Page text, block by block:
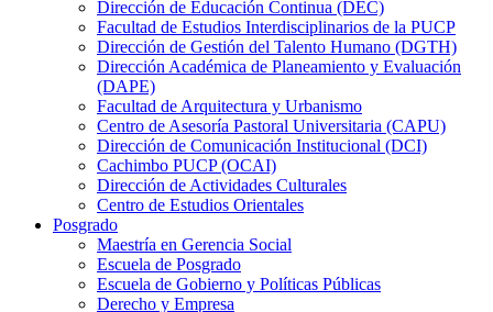
Dirección de Educación Continua (DEC)
Facultad de Estudios Interdisciplinarios de la PUCP
Dirección de Gestión del Talento Humano (DGTH)
Dirección Académica de Planeamiento y Evaluación
(DAPE)
Facultad de Arquitectura y Urbanismo
Centro de Asesoría Pastoral Universitaria (CAPU)
Dirección de Comunicación Institucional (DCI)
Cachimbo PUCP (OCAI)
Dirección de Actividades Culturales
Centro de Estudios Orientales
Posgrado
Maestría en Gerencia Social
Escuela de Posgrado
Escuela de Gobierno y Políticas Públicas
Derecho y Empresa